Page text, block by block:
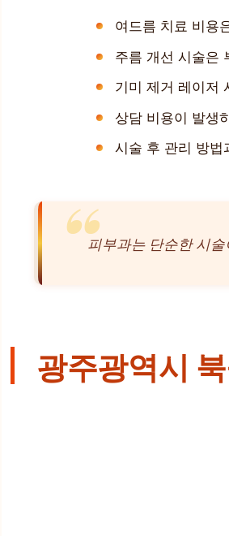
여드름 치료 비용
주름 개선 시술은
기미 제거 레이저
상담 비용이 발생
시술 후 관리 방법
피부과는 단순한 시
광주광역시